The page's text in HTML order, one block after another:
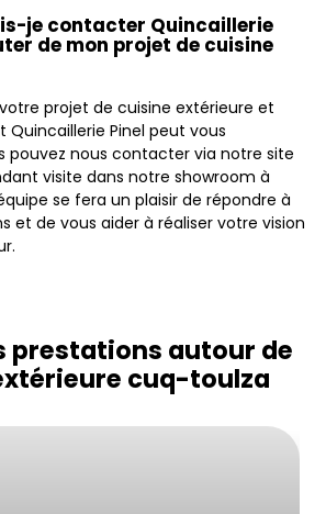
je contacter Quincaillerie
de mon projet de cuisine
projet de cuisine extérieure et
Pinel peut vous
pouvez nous contacter via notre site
visite dans notre showroom à
se fera un plaisir de répondre à
et de vous aider à réaliser votre vision
prestations autour de
cuq-toulza